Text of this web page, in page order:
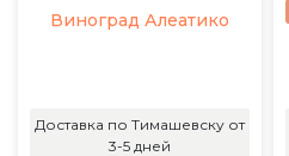
Виноград Алеатико
Доставка по Тимашевску от
3-5 дней